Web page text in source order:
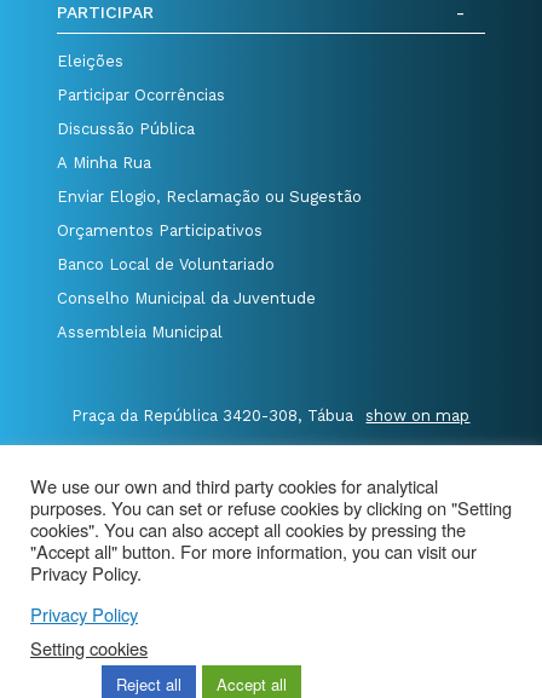
PARTICIPAR
Eleições
Participar Ocorrências
Discussão Pública
A Minha Rua
Enviar Elogio, Reclamação ou Sugestão
Orçamentos Participativos
Banco Local de Voluntariado
Conselho Municipal da Juventude
Assembleia Municipal
Praça da República 3420-308, Tábua show on map
E.geral@cm-tabua.pt
@Município de Tábua | Site Map | privacy policy
|
Aviso de Privacidade - Videovigilância
We use our own and third party cookies for analytical
purposes. You can set or refuse cookies by clicking on "Setting
cookies". You can also accept all cookies by pressing the
"Accept all" button. For more information, you can visit our
Privacy Policy.
Privacy Policy
Setting cookies
Reject all Accept all